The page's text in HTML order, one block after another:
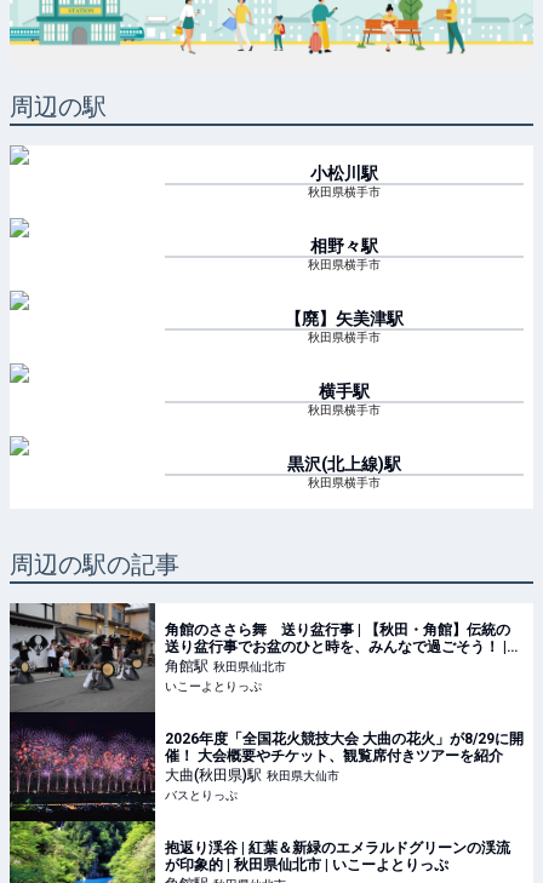
周辺の駅
小松川 駅
秋田県横手市
相野々駅
秋田県横手市
【廃】矢美津駅
秋田県横手市
横手駅
秋田県横手市
黒沢(北上線)駅
秋田県横手市
周辺の駅の記事
角館のささら舞 送り盆行事 | 【秋田・角館】伝統の
送り盆行事でお盆のひと時を、みんなで過ごそう！ |
秋田県仙北市 | いこーよとりっぷ
角館駅 秋田県仙北市
いこーよとりっぷ
2026年度「全国花火競技大会 大曲の花火」が8/29に開
催！ 大会概要やチケット、観覧席付きツアーを紹介
大曲(秋田県)駅 秋田県大仙市
バスとりっぷ
抱返り渓谷 | 紅葉＆新緑のエメラルドグリーンの渓流
が印象的 | 秋田県仙北市 | いこーよとりっぷ